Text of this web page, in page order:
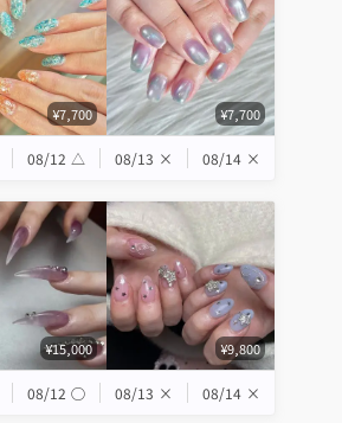
¥7,700 ¥7,700
08/12 △ 08/13 × 08/14 ×
¥15,000 ¥9,800
08/12 ◯ 08/13 × 08/14 ×